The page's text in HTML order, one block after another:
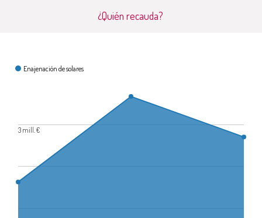
¿Quién recauda?
¿Cómo se ingresa?
Enajenación de solares
3 mill. €